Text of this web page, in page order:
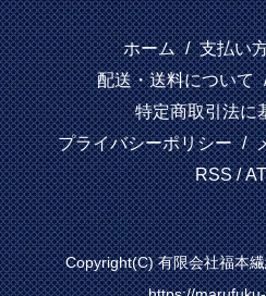
ホーム / 支払い
配送・送料について
特定商取引法に
プライバシーポリシー /
RSS/
Copyright(C) 有限会社福本